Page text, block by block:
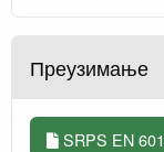
Преузимање
SRPS EN